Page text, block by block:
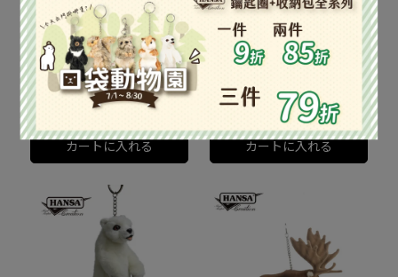
Hansa 6911-獵豹鑰匙圈
13公分
NT$650
カートに入れる
Hansa 6917-雪豹鑰匙圈
カートに入れる